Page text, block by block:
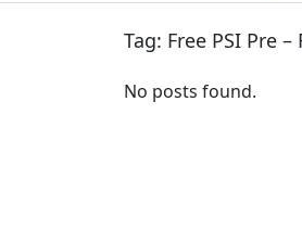
Tag: Free PSI Pre
No posts found.